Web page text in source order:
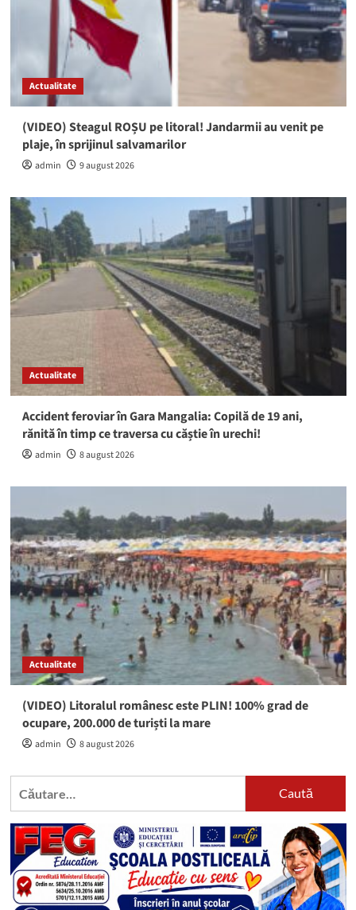
Actualitate
(VIDEO) Steagul ROȘU pe litoral! Jandarmii au venit pe
plaje, în sprijinul salvamarilor
admin 9 august 2026
Actualitate
Accident feroviar în Gara Mangalia: Copilă de 19 ani,
rănită în timp ce traversa cu căștie în urechi!
admin 8 august 2026
Actualitate
(VIDEO) Litoralul românesc este PLIN! 100% grad de
ocupare, 200.000 de turiști la mare
admin 8 august 2026